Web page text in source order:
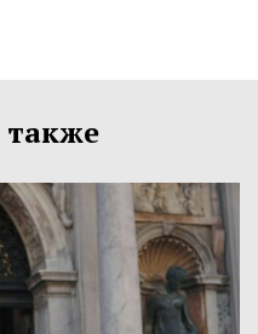
также